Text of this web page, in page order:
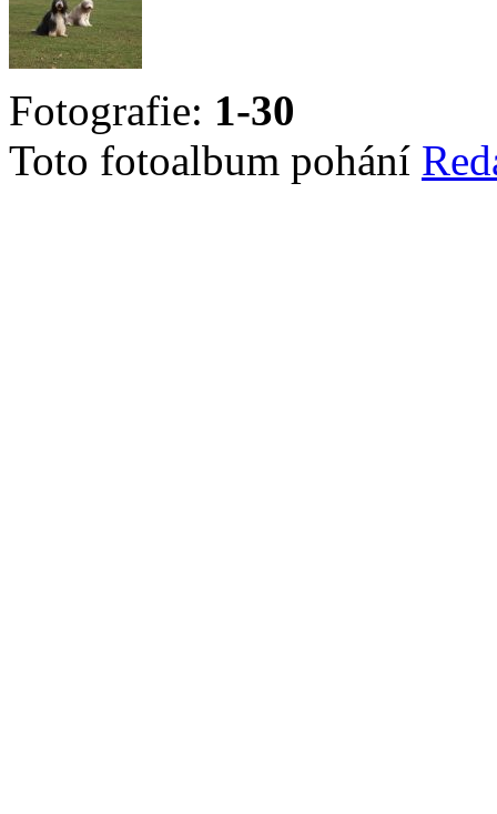
Fotografie: 1-30
Toto fotoalbum pohání